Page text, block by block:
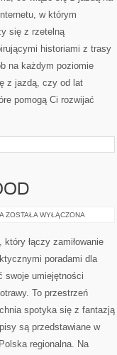
w którym
się z rzetelną
historiami z trasy
na każdym poziomie
z jazdą, czy od lat
pomogą Ci rozwijać
DANIA
DOMOWE
FAST
ZOSTAŁA WYŁĄCZONA
łączy zamiłowanie
poradami dla
swoje umiejętności
To przestrzeń
spotyka się z fantazją
są przedstawiane w
regionalna. Na